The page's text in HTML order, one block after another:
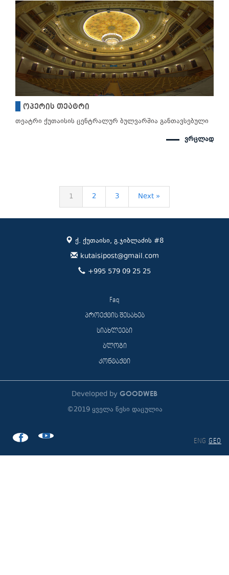
ოპერის თეატრი
თეატრი ქუთაისის ცენტრალურ ბულვარშია განთავსებული
ვრცლად
1 2 3 Next »
ქ. ქუთაისი, გ.ჯიბლაძის #8
kutaisipost@gmail.com
+995 579 09 25 25
Faq
პროექტის შესახებ
სიახლეები
ბლოგი
კონტაქტი
Developed by GOODWEB
©2019 ყველა წესი დაცულია
ENG GEO